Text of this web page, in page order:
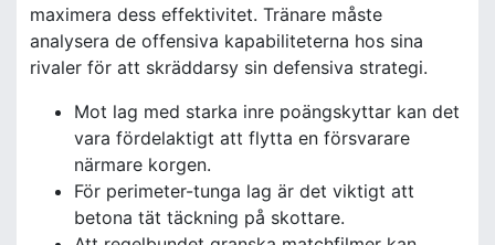
maximera dess effektivitet. Tränare måste
analysera de offensiva kapabiliteterna hos sina
rivaler för att skräddarsy sin defensiva strategi.
Mot lag med starka inre poängskyttar kan det
vara fördelaktigt att flytta en försvarare
närmare korgen.
För perimeter-tunga lag är det viktigt att
betona tät täckning på skottare.